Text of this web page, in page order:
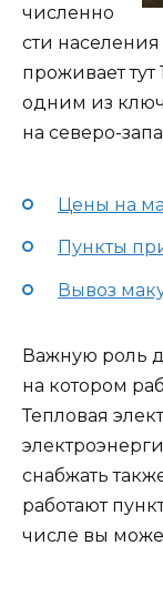
численно
сти
проживает тут
одним из
на северо-
Цены на
Пункты
Вывоз
Важную роль
на котором
Тепловая
снабжать
работают
числе вы